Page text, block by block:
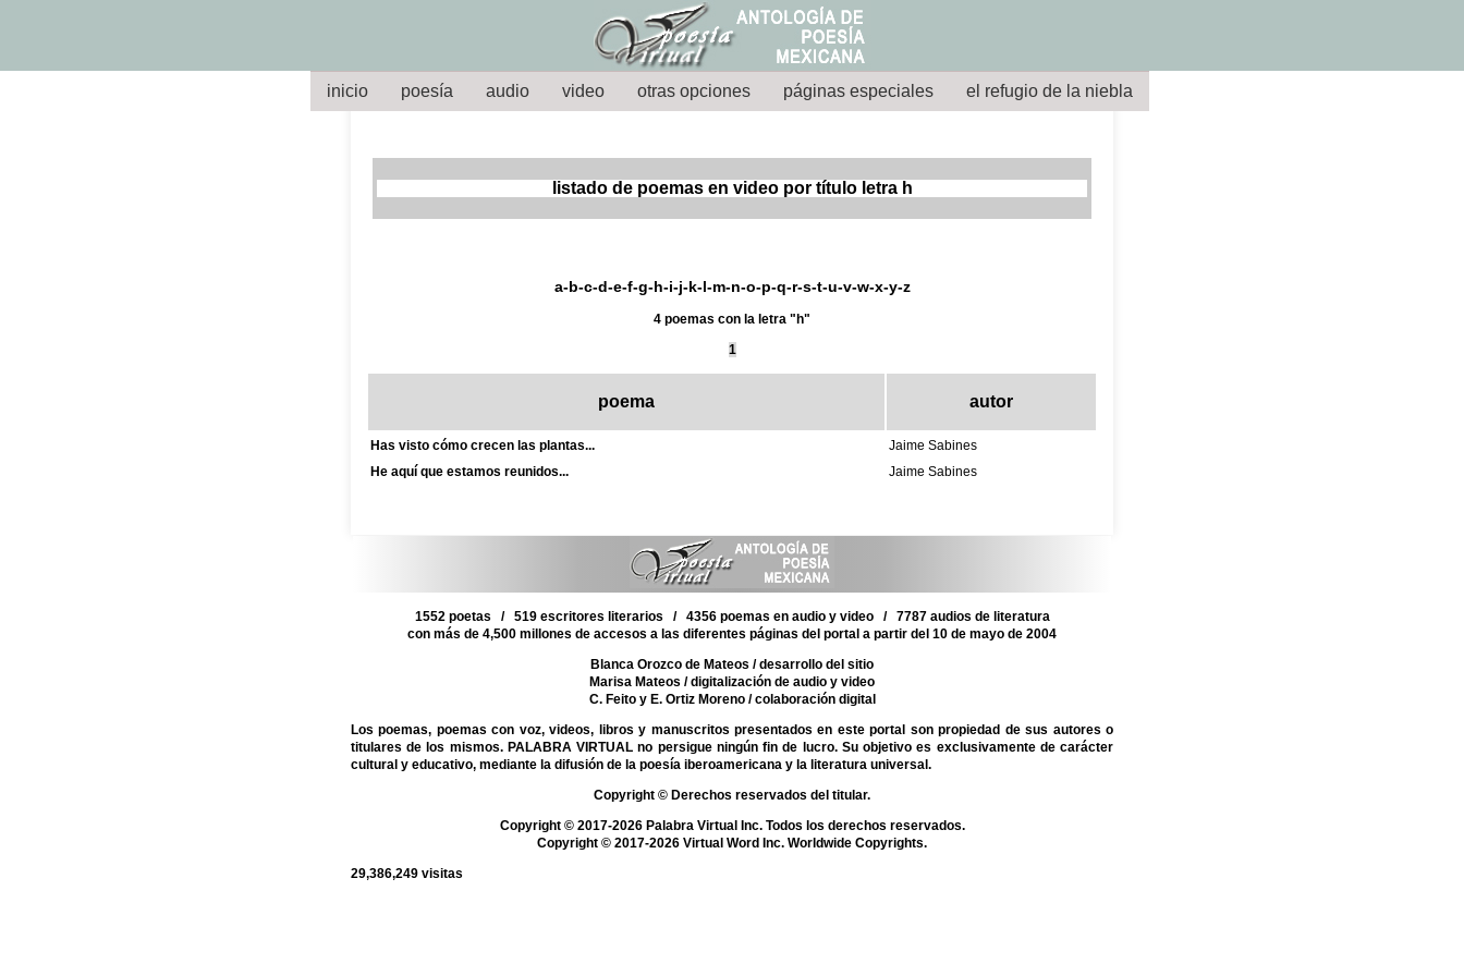
inicio poesía audio video otras opciones páginas especiales el refugio de la niebla
listado de poemas en video por título letra h
a-b-c-d-e-f-g-h-i-j-k-l-m-n-o-p-q-r-s-t-u-v-w-x-y-z
4 poemas con la letra "h"
1
poema autor
Has visto cómo crecen las plantas...
Jaime Sabines
He aquí que estamos reunidos...
Jaime Sabines
1552 poetas / 519 escritores literarios / 4356 poemas en audio y video / 7787 audios de literatura
con más de 4,500 millones de accesos a las diferentes páginas del portal a partir del 10 de mayo de 2004
Blanca Orozco de Mateos / desarrollo del sitio
Marisa Mateos / digitalización de audio y video
C. Feito y E. Ortiz Moreno/ colaboración digital
Los poemas, poemas con voz, videos, libros y manuscritos presentados en este portal son propiedad de sus autores o
titulares de los mismos. PALABRA VIRTUAL no persigue ningún fin de lucro. Su objetivo es exclusivamente de carácter
cultural y educativo, mediante la difusión de la poesía iberoamericana y la literatura universal.
Copyright © Derechos reservados del titular.
Copyright © 2017-2026 Palabra Virtual Inc. Todos los derechos reservados.
Copyright © 2017-2026 Virtual Word Inc. Worldwide Copyrights.
29,386,249 visitas